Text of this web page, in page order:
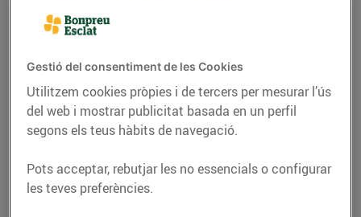
Gambes amb bròquil i mel
06/d’octubre/2020
Ingredients per a 4 persones 500 g de gambes
1 bròquil 150 g de mel 1/4 de tassa de...
Gestió del consentiment de les Cookies
Utilitzem cookies pròpies i de tercers per mesurar l’ús
del web i mostrar publicitat basada en un perfil
segons els teus hàbits de navegació.
Pots acceptar, rebutjar les no essencials o configurar
les teves preferències.